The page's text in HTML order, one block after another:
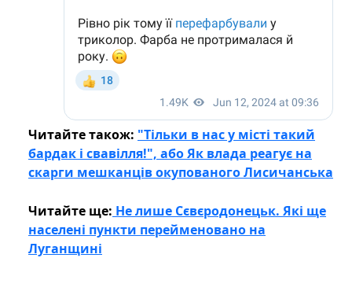
Читайте також: "Тільки в нас у місті такий
бардак і свавілля!", або Як влада реагує на
скарги мешканців окупованого Лисичанська
Читайте ще: Не лише Сєвєродонецьк. Які ще
населені пункти перейменовано на
Луганщині